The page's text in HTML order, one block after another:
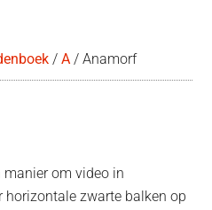
/ A / Anamorf
manier om video in
horizontale zwarte balken op